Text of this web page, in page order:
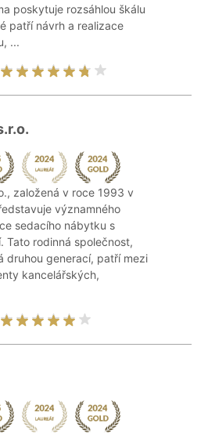
poskytuje rozsáhlou škálu
patří návrh a realizace
...
založená v roce 1993 v
významného
sedacího nábytku s
Tato rodinná společnost,
druhou generací, patří mezi
kancelářských,